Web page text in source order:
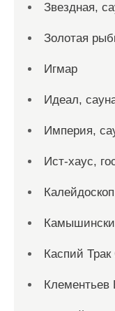
Звездная,
Золотая
Игмар
Идеал,
Империя,
Ист-хаус,
Каспий
Клементьев